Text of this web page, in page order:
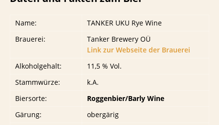
Name:
TANKER UKU Rye Wine
Brauerei:
Tanker Brewery OÜ
Link zur Webseite der Brauerei
Alkoholgehalt:
11,5 % Vol.
Stammwürze:
k.A.
Biersorte:
Roggenbier/Barly Wine
Gärung:
obergärig